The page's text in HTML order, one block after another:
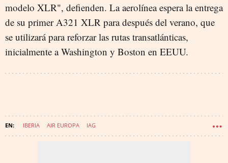
modelo XLR", defienden. La aerolínea espera la entrega
de su primer A321 XLR para después del verano, que
se utilizará para reforzar las rutas transatlánticas,
inicialmente a Washington y Boston en EEUU.
IBERIA AIR EUROPA IAG